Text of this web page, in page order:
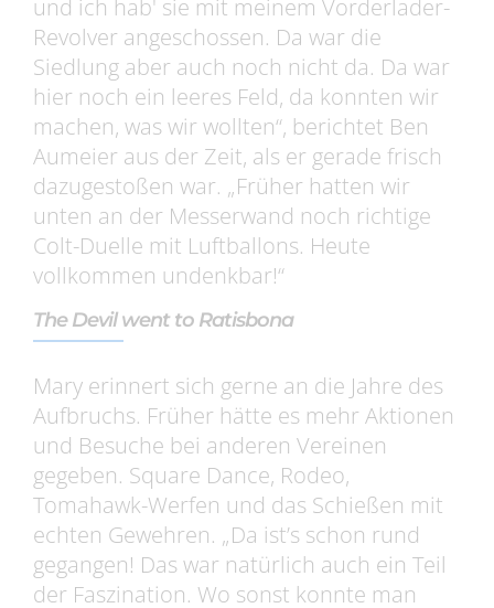
und ich hab' sie mit meinem Vorderlader-
Revolver angeschossen. Da war die
Siedlung aber auch noch nicht da. Da war
hier noch ein leeres Feld, da konnten wir
machen, was wir wollten“, berichtet Ben
Aumeier aus der Zeit, als er gerade frisch
dazugestoßen war. „Früher hatten wir
unten an der Messerwand noch richtige
Colt-Duelle mit Luftballons. Heute
vollkommen undenkbar!“
The Devil went to Ratisbona
Mary erinnert sich gerne an die Jahre des
Aufbruchs. Früher hätte es mehr Aktionen
und Besuche bei anderen Vereinen
gegeben. Square Dance, Rodeo,
Tomahawk-Werfen und das Schießen mit
echten Gewehren. „Da ist’s schon rund
gegangen! Das war natürlich auch ein Teil
der Faszination. Wo sonst konnte man